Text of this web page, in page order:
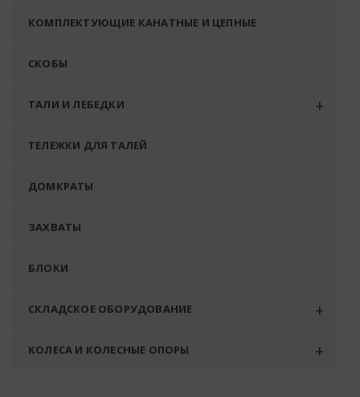
КОМПЛЕКТУЮЩИЕ КАНАТНЫЕ И ЦЕПНЫЕ
СКОБЫ
ТАЛИ И ЛЕБЕДКИ
ТЕЛЕЖКИ ДЛЯ ТАЛЕЙ
ДОМКРАТЫ
ЗАХВАТЫ
БЛОКИ
СКЛАДСКОЕ ОБОРУДОВАНИЕ
КОЛЕСА И КОЛЕСНЫЕ ОПОРЫ